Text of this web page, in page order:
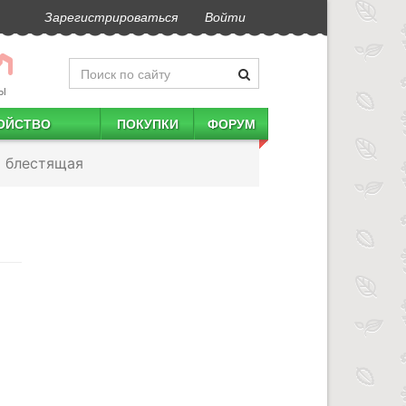
Зарегистрироваться Войти
ПОКУПКИ ФОРУМ
блестящая